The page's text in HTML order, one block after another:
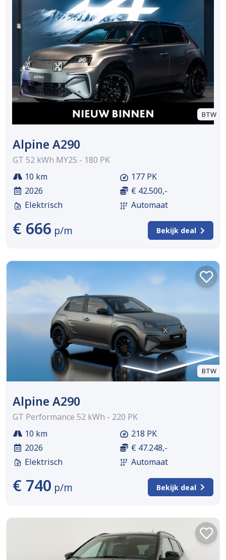
BTW
Alpine A290
GT 52 kWh MY25 - 180 PK
10 km
2026
Elektrisch
177 PK
€ 42.500,-
Automaat
€ 666 p/m Bekijk deal
BTW
Alpine A290
GT Performance 52 kWh - 220 PK
10 km
2026
Elektrisch
218 PK
€ 47.248,-
Automaat
€ 740 p/m Bekijk deal